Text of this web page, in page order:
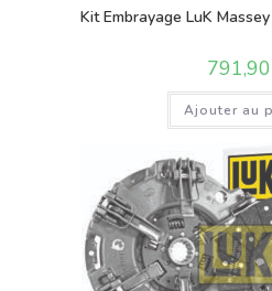
Kit Embrayage LuK
791,90
Ajouter au